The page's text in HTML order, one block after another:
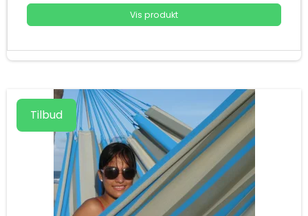
Vis produkt
Tilbud